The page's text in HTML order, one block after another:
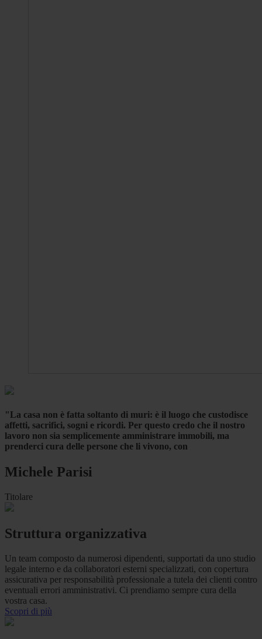
"La casa non è fatta soltanto di muri: è il luogo che custodisce
affetti, sacrifici, sogni e ricordi. Per questo credo che il nostro
lavoro non sia semplicemente amministrare immobili, ma
prenderci cura delle persone che li vivono, con
Michele Parisi
Titolare
Struttura organizzativa
Un team composto da numerosi dipendenti, supportati da uno studio
legale interno e da collaboratori esterni specializzati, con copertura
assicurativa per responsabilità professionale a tutela dei clienti contro
eventuali errori amministrativi. Ci prendiamo sempre cura della
vostra casa.
Scopri di più